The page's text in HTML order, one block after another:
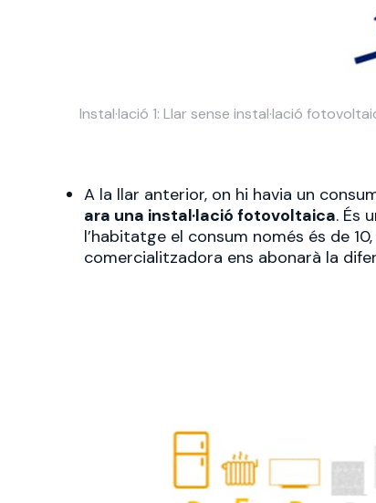
Instal·lació 1: Llar sense instal·lació
A la llar anterior, on hi havia un
ara una instal·lació fotovoltaica. És
l’habitatge el consum només és de
comercialitzadora ens abonarà la